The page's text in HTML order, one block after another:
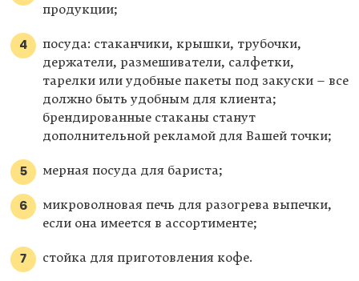
продукции;
посуда: стаканчики, крышки, трубочки,
держатели, размешиватели, салфетки,
тарелки или удобные пакеты под закуски – все
должно быть удобным для клиента;
брендированные стаканы станут
дополнительной рекламой для Вашей точки;
мерная посуда для бариста;
микроволновая печь для разогрева выпечки,
если она имеется в ассортименте;
стойка для приготовления кофе.